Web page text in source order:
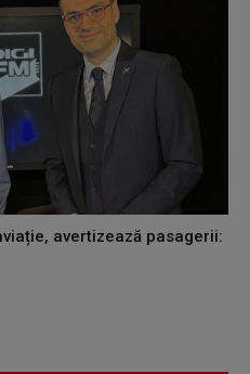
avertizează pasagerii: